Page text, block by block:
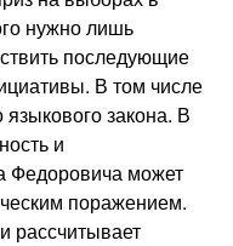
нужно лишь
последующие
В том числе
закона. В
и
Федоровича может
поражением.
рассчитывает